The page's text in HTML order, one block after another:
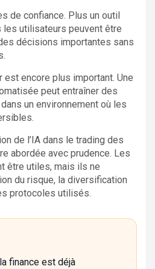
de confiance. Plus un outil
utilisateurs peuvent être
décisions importantes sans
est encore plus important. Une
peut entraîner des
un environnement où les
de l’IA dans le trading des
abordée avec prudence. Les
être utiles, mais ils ne
du risque, la diversification
protocoles utilisés.
finance est déjà